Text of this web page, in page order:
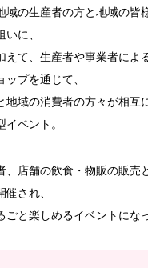
域の生産者の方と地域の皆
に、
えて、生産者や事業者によ
プを通じて、
地域の消費者の方々が相互
ベント。
、店舗の飲食・物販の販売
され、
と楽しめるイベントにな